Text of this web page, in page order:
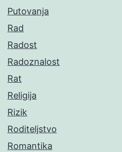
Putovanja
Rad
Radost
Radoznalost
Rat
Religija
Rizik
Roditeljstvo
Romantika